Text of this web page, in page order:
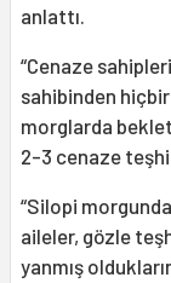
anlattı.
“Cenaze
sahibinden
morglarda
2-3 cenaze
“Silopi
aileler, gözle
yanmış